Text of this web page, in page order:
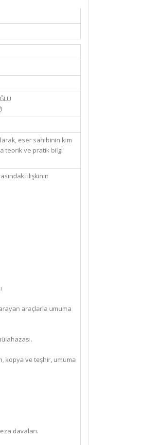
eser sahibinin kim
teorik ve pratik bilgi
ilişkinin
araçlarla umuma
kopya ve teşhir, umuma
davaları.